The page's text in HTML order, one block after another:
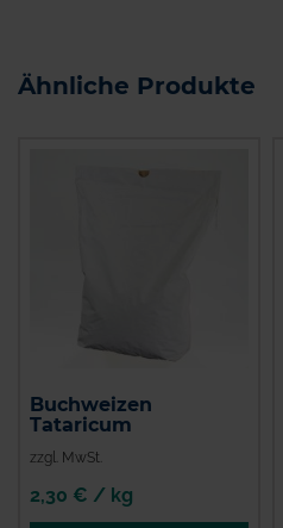
Ähnliche Produkte
Buchweizen
Tataricum
zzgl. MwSt.
2,30 € / kg